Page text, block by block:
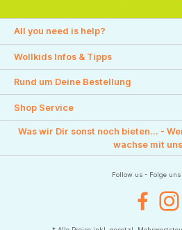
All you need is help?
Wollkids Infos & Tipps
Rund um Deine Bestellung
Shop Service
Was wir Dir sonst noch bieten... -
wachse mit
Follow us - Folge uns
Facebook